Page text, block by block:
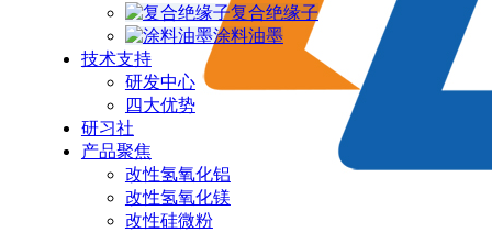
复合绝缘子
涂料油墨
技术支持
研发中心
四大优势
研习社
产品聚焦
改性氢氧化铝
改性氢氧化镁
改性硅微粉